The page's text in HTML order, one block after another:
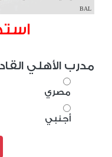
BAL
مدرب الأهلي
مصري
أجنبي